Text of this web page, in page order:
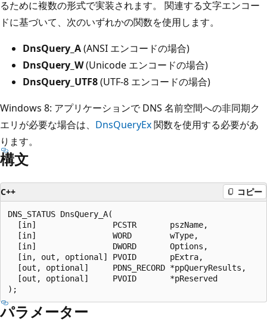
るために複数の形式で実装されます。 関連する文字エンコー
ドに基づいて、次のいずれかの関数を使用します。
DnsQuery_A(ANSI エンコードの場合)
DnsQuery_W(Unicode エンコードの場合)
DnsQuery_UTF8(UTF-8 エンコードの場合)
Windows 8: アプリケーションで DNS 名前空間への非同期ク
エリが必要な場合は、 DnsQueryEx関数を使用する必要があ
ります。
構文
C++ コピー
DNS_STATUS DnsQuery_A(
  [in]                PCSTR       pszName,
  [in]                WORD        wType,
  [in]                DWORD       Options,
  [in, out, optional] PVOID       pExtra,
  [out, optional]     PDNS_RECORD *ppQueryResults,
  [out, optional]     PVOID       *pReserved
パラメーター